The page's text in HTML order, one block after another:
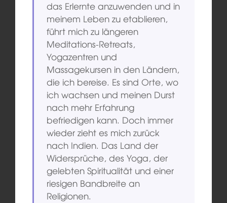
das Erlernte anzuwenden und in
meinem Leben zu etablieren,
führt mich zu längeren
Meditations-Retreats,
Yogazentren und
Massagekursen in den Ländern,
die ich bereise. Es sind Orte, wo
ich wachsen und meinen Durst
nach mehr Erfahrung
befriedigen kann. Doch immer
wieder zieht es mich zurück
nach Indien. Das Land der
Widersprüche, des Yoga, der
gelebten Spiritualität und einer
riesigen Bandbreite an
Religionen.